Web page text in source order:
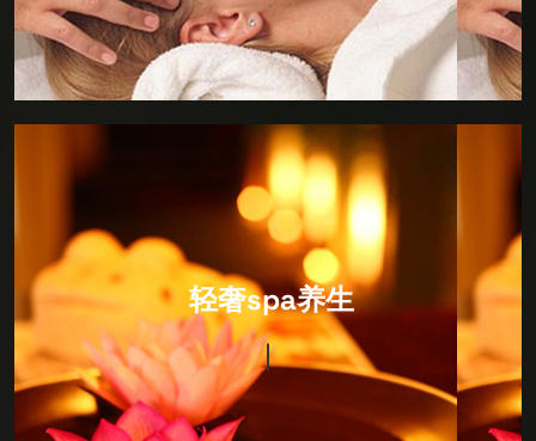
轻奢spa养生
IT Consultancy
环境以日式风格为主，装修设计很有风格，硬件设施非
常完善，卫生细节做的很出色，包括拖鞋都会当你面消
毒！价格很合适，因为综合性很强，所以喜欢深度SPA
护理的朋友可以来看看